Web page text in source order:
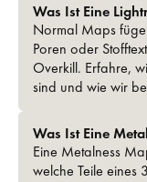
Was Ist Eine
Normal Maps
Poren oder
Overkill. Erfahre,
sind und wie wir
Was Ist Eine
Eine Metalness
welche Teile eines